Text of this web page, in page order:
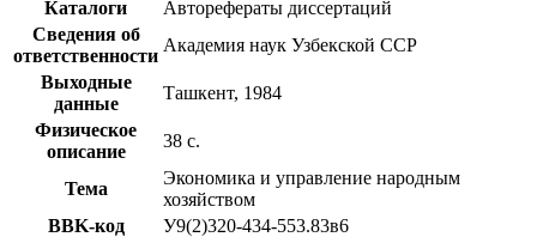
Каталоги
Авторефераты диссертаций
Сведения об
ответственности
Академия наук Узбекской ССР
Выходные
данные
Ташкент, 1984
Физическое
описание
38 с.
Тема
Экономика и управление народным
хозяйством
BBK-код
У9(2)320-434-553.83в6